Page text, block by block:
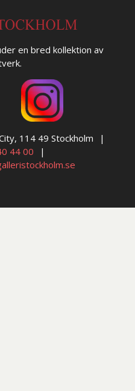
en bred kollektion av
114 49 Stockholm
44 00